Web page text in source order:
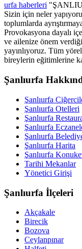
urfa haberleri
Sizin için neler
toplumlarda
Provokasyona dayalı
ve ailenize önem
yayınlıyoruz. Tüm
bireylerin eğitimlerine
Şanlıurfa
Şanlıurfa
Şanlıurfa Otelleri
Şanlıurfa
Şanlıurfa
Şanlıurfa
Şanlıurfa Harita
Şanlıurfa
Tarihi Mekanlar
Yönetici Girişi
Şanlıurfa İlçeleri
Akçakale
Birecik
Bozova
Ceylanpınar